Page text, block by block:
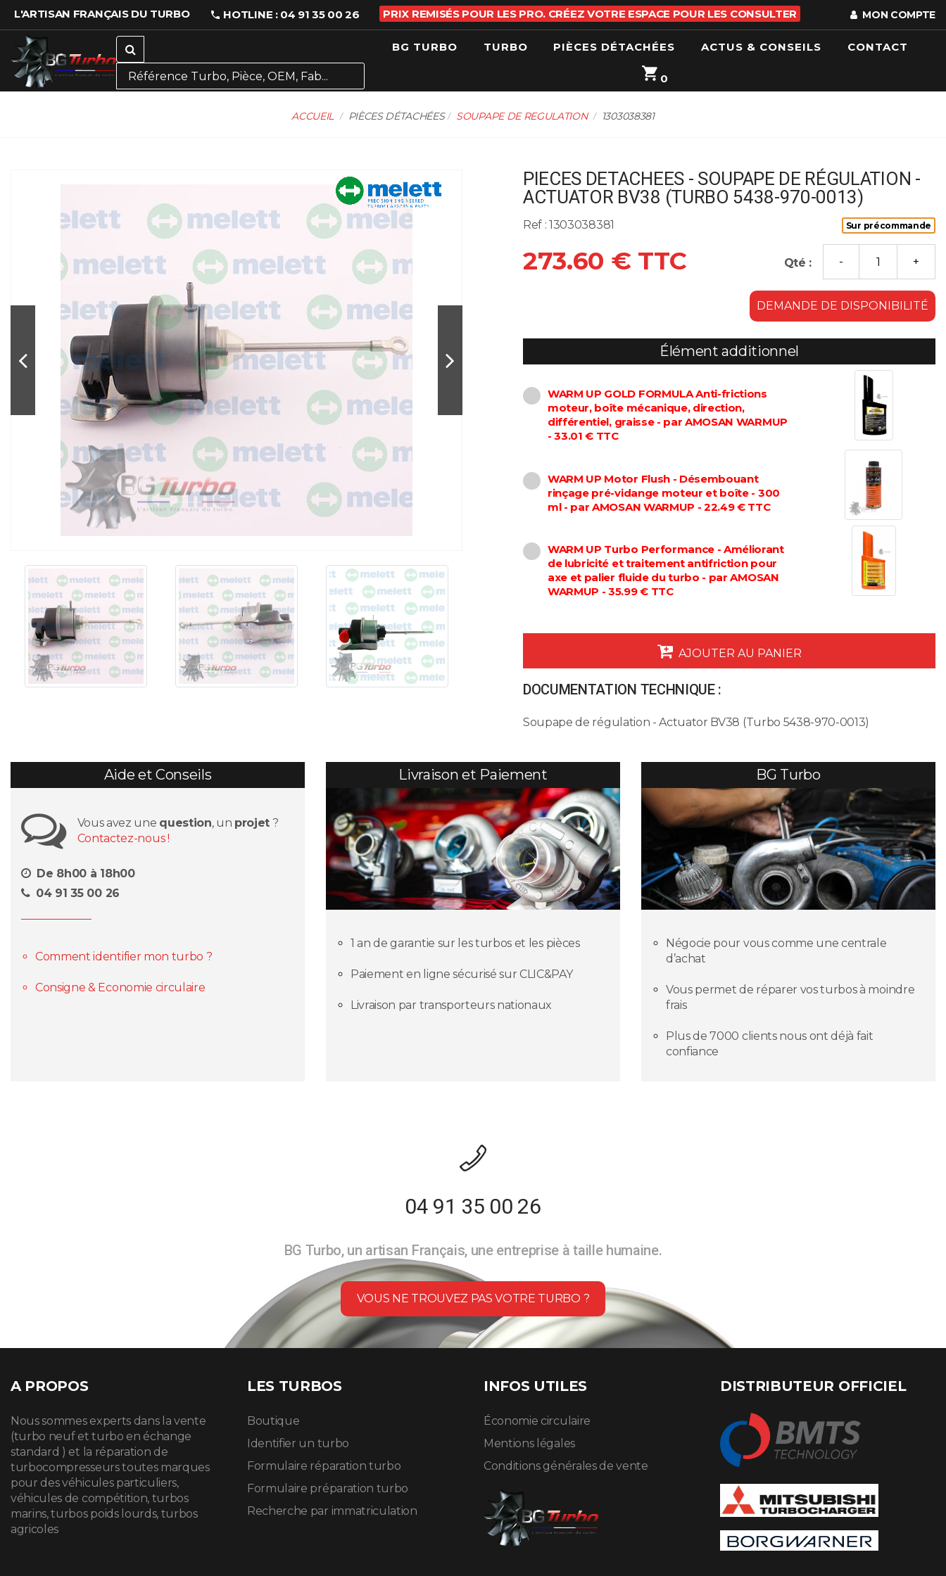
L'ARTISAN FRANÇAIS DU TURBO HOTLINE : 04 91 35 00 26 PRIX REMISÉS POUR LES PRO. CRÉEZ VOTRE ESPACE POUR LES CONSULTER MON COMPTE
BG TURBO TURBO PIÈCES DÉTACHÉES ACTUS & CONSEILS CONTACT
0
ACCUEIL PIÈCES DÉTACHÉES SOUPAPE DE REGULATION 1303038381
PIECES DETACHEES - SOUPAPE DE RÉGULATION -
ACTUATOR BV38 (TURBO 5438-970-0013)
Ref : 1303038381 Sur précommande
273.60 € TTC Qté :
DEMANDE DE DISPONIBILITÉ
Élément additionnel
WARM UP GOLD FORMULA Anti-frictions
moteur, boîte mécanique, direction,
différentiel, graisse - par AMOSAN WARMUP
- 33.01 € TTC
WARM UP Motor Flush - Désembouant
rinçage pré-vidange moteur et boîte - 300
ml - par AMOSAN WARMUP - 22.49 € TTC
WARM UP Turbo Performance - Améliorant
de lubricité et traitement antifriction pour
axe et palier fluide du turbo - par AMOSAN
WARMUP - 35.99 € TTC
AJOUTER AU PANIER
DOCUMENTATION TECHNIQUE :
Soupape de régulation - Actuator BV38 (Turbo 5438-970-0013)
Aide et Conseils
Vous avez une question, un projet ?
Contactez-nous !
De 8h00 à 18h00
04 91 35 00 26
Comment identifier mon turbo ?
Consigne & Economie circulaire
Livraison et Paiement
1 an de garantie sur les turbos et les pièces
Paiement en ligne sécurisé sur CLIC&PAY
Livraison par transporteurs nationaux
BG Turbo
Négocie pour vous comme une centrale
d’achat
Vous permet de réparer vos turbos à moindre
frais
Plus de 7000 clients nous ont déjà fait
confiance
04 91 35 00 26
BG Turbo, un artisan Français, une entreprise à taille humaine.
VOUS NE TROUVEZ PAS VOTRE TURBO ?
A PROPOS
Nous sommes experts dans la vente
(turbo neuf et turbo en échange
standard ) et la réparation de
turbocompresseurs toutes marques
pour des véhicules particuliers,
véhicules de compétition, turbos
marins, turbos poids lourds, turbos
agricoles
LES TURBOS
Boutique
Identifier un turbo
Formulaire réparation turbo
Formulaire préparation turbo
Recherche par immatriculation
INFOS UTILES
Économie circulaire
Mentions légales
Conditions générales de vente
DISTRIBUTEUR OFFICIEL